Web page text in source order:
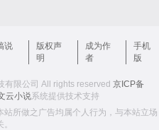
说
版权声
明
成为作
者
手机
版
有限公司 All rights reserved 京ICP备
云小说系统提供技术支持
所做之广告均属个人行为，与本站立场